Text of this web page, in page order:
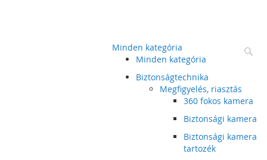
Minden kategória
Minden kategória
Biztonságtechnika
Megfigyelés, riasztás
360 fokos kamera
Biztonsági kamera
Biztonsági kamera
tartozék